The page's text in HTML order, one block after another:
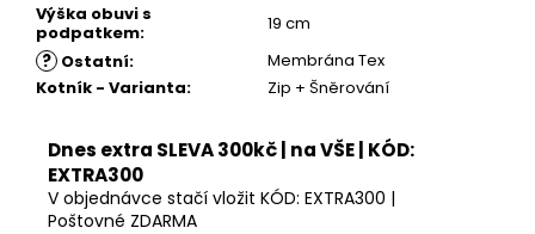
Výška obuvi s
podpatkem: 19 cm
? Ostatní:
Membrána Tex
Kotník - Varianta: Zip + Šněrování
Dnes extra SLEVA 300kč | na VŠE | KÓD:
EXTRA300
V objednávce stačí vložit KÓD: EXTRA300 |
Poštovné ZDARMA